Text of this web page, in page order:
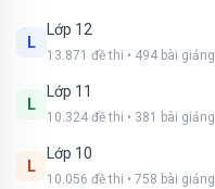
L
Lớp 12
13.871 đề thi • 494 bài giảng
L
Lớp 11
10.324 đề thi • 381 bài giảng
L
Lớp 10
10.056 đề thi • 758 bài giảng